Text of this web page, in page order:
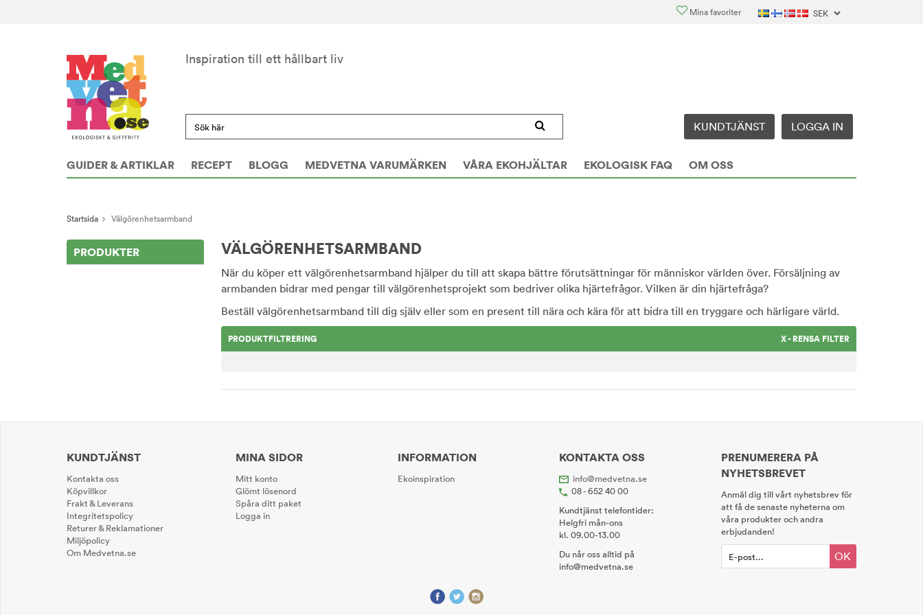
Mina favoriter
Inspiration till ett hållbart liv
KUNDTJÄNST LOGGA IN
GUIDER & ARTIKLAR RECEPT BLOGG MEDVETNA VARUMÄRKEN VÅRA EKOHJÄLTAR EKOLOGISK FAQ OM OSS
Startsida Välgörenhetsarmband
PRODUKTER VÄLGÖRENHETSARMBAND
När du köper ett välgörenhetsarmband hjälper du till att skapa bättre förutsättningar för människor världen över. Försäljning av
armbanden bidrar med pengar till välgörenhetsprojekt som bedriver olika hjärtefrågor. Vilken är din hjärtefråga?
Beställ välgörenhetsarmband till dig själv eller som en present till nära och kära för att bidra till en tryggare och härligare värld.
PRODUKTFILTRERING X - RENSA FILTER
KUNDTJÄNST
Kontakta oss
Köpvillkor
Frakt & Leverans
Integritetspolicy
Returer & Reklamationer
Miljöpolicy
Om Medvetna.se
MINA SIDOR
Mitt konto
Glömt lösenord
Spåra ditt paket
Logga in
INFORMATION
Ekoinspiration
KONTAKTA OSS
info@medvetna.se
08 - 652 40 00
Kundtjänst telefontider:
Helgfri mån-ons
kl. 09.00-13.00
Du når oss alltid på
info@medvetna.se
PRENUMERERA PÅ
NYHETSBREVET
Anmäl dig till vårt nyhetsbrev för
att få de senaste nyheterna om
våra produkter och andra
erbjudanden!
OK